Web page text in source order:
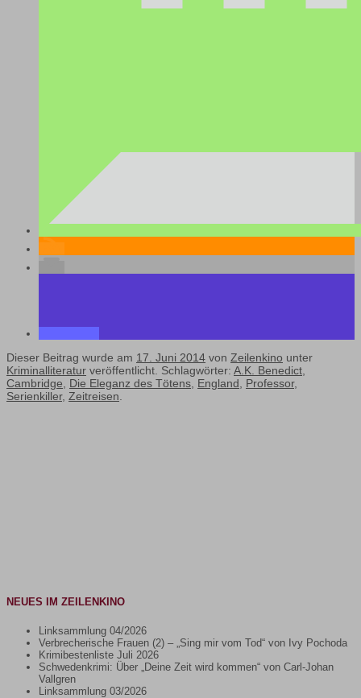
Dieser Beitrag wurde am 17. Juni 2014 von Zeilenkino unter
Kriminalliteratur veröffentlicht. Schlagwörter: A.K. Benedict,
Cambridge, Die Eleganz des Tötens, England, Professor,
Serienkiller, Zeitreisen.
NEUES IM ZEILENKINO
Linksammlung 04/2026
Verbrecherische Frauen (2) – „Sing mir vom Tod“ von Ivy Pochoda
Krimibestenliste Juli 2026
Schwedenkrimi: Über „Deine Zeit wird kommen“ von Carl-Johan
Vallgren
Linksammlung 03/2026